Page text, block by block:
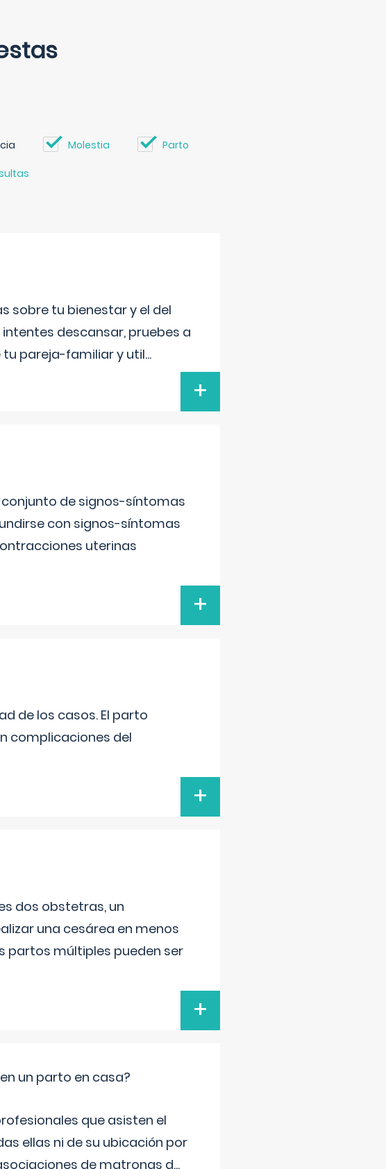
Molestia Parto
sobre tu bienestar y el del
descansar, pruebes a
pareja-familiar y util...
+
de signos-síntomas
con signos-síntomas
uterinas
+
de los casos. El parto
complicaciones del
+
dos obstetras, un
una cesárea en menos
partos múltiples pueden ser
+
un parto en casa?
que asisten el
ellas ni de su ubicación por
de matronas d...